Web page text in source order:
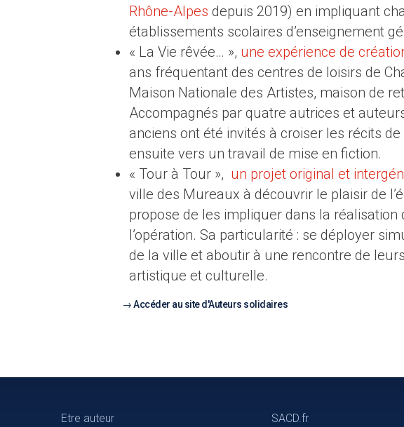
Rhône-Alpes depuis 2019) en impliquant
établissements scolaires d’enseignement
« La Vie rêvée… », une expérience de
ans fréquentant des centres de loisirs de
Maison Nationale des Artistes, maison de
Accompagnés par quatre autrices et
anciens ont été invités à croiser les récits
ensuite vers un travail de mise en fiction.
« Tour à Tour », un projet original et
ville des Mureaux à découvrir le plaisir de
propose de les impliquer dans la réalisation
l’opération. Sa particularité : se déployer
de la ville et aboutir à une rencontre de
artistique et culturelle.
Accéder au site d'Auteurs solidaires
Etre auteur SACD.fr